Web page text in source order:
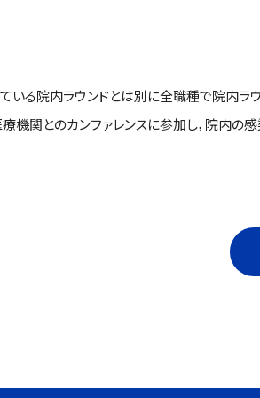
いる院内ラウンドとは別に全職種で院内ラ
機関とのカンファレンスに参加し，院内の